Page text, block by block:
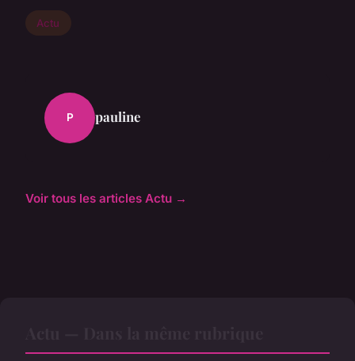
Actu
P pauline
Voir tous les articles Actu →